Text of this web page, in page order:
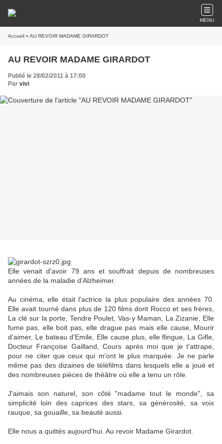
MENU
Accueil » AU REVOIR MADAME GIRARDOT
AU REVOIR MADAME GIRARDOT
Publié le 28/02/2011 à 17:00
Par vivi
Elle venait d'avoir 79 ans et souffrait depuis de nombreuses
années de la maladie d'Alzheimer.
Au cinéma, elle était l'actrice la plus populaire des années 70.
Elle avait tourné dans plus de 120 films dont Rocco et ses frères,
La clé sur la porte, Tendre Poulet, Vas-y Maman, La Zizanie, Elle
fume pas, elle boit pas, elle drague pas mais elle cause, Mourir
d'aimer, Le bateau d'Emile, Elle cause plus, elle flingue, La Gifle,
Docteur Françoise Gailland, Cours après moi que je t'attrape,
pour ne citer que ceux qui m'ont le plus marquée. Je ne parle
même pas des dizaines de téléfilms dans lesquels elle a joué et
des nombreuses pièces de théâtre où elle a tenu un rôle.
J'aimais son naturel, son côté "madame tout le monde", sa
simplicité loin des caprices des stars, sa générosité, sa voix
rauque, sa gouaille, sa beauté aussi.
Elle nous a quittés aujourd'hui. Au revoir Madame Girardot.